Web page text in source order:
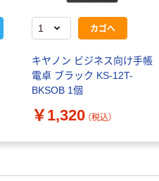
カゴへ
キヤノン ビジネス向け手帳
電卓 ブラック KS-12T-
BKSOB 1個
￥1,320 （税込）